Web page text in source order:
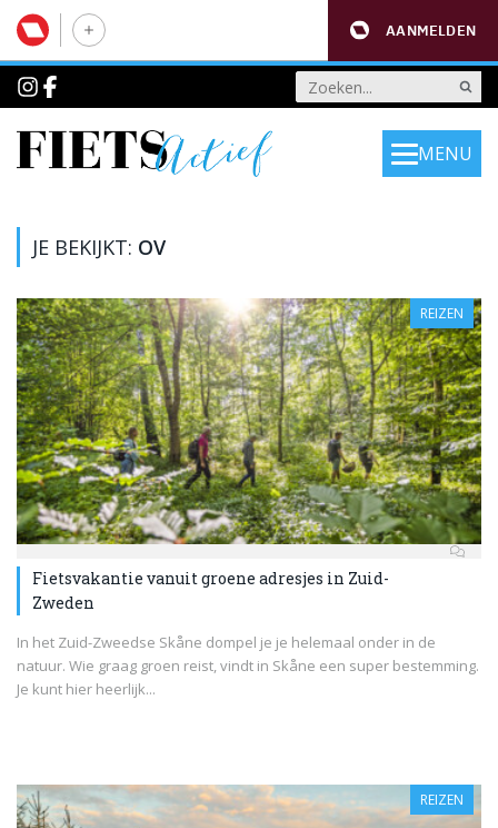
AANMELDEN
MENU
JE BEKIJKT: OV
REIZEN
Fietsvakantie vanuit groene adresjes in Zuid-
Zweden
In het Zuid-Zweedse Skåne dompel je je helemaal onder in de
natuur. Wie graag groen reist, vindt in Skåne een super bestemming.
Je kunt hier heerlijk...
REIZEN